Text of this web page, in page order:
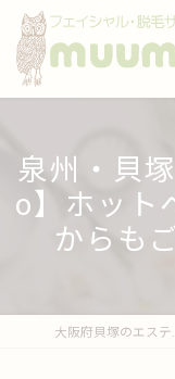
泉州・貝
o】ホット
からも
大阪府貝塚の